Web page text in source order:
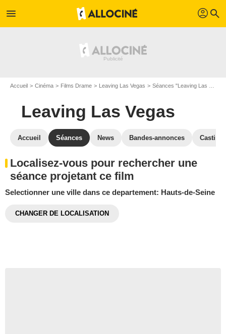
menu profil search
Accueil Cinéma Films Drame Leaving Las Vegas Séances "Leaving Las Vegas"
Leaving Las Vegas
Accueil Séances News Bandes-annonces Casting
Localisez-vous pour rechercher une
séance projetant ce film
Selectionner une ville dans ce departement: Hauts-de-Seine
CHANGER DE LOCALISATION